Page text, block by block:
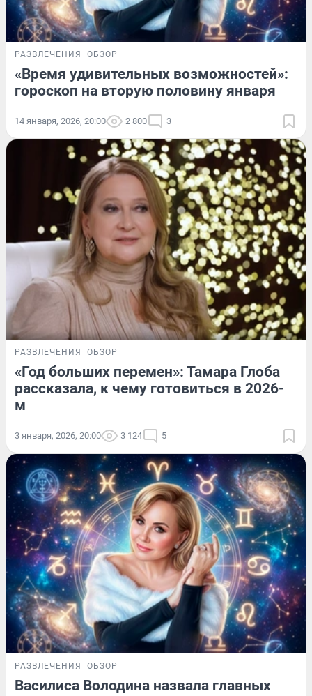
РАЗВЛЕЧЕНИЯ ОБЗОР
«Время удивительных возможностей»:
гороскоп на вторую половину января
14 января, 2026, 20:00 2 800 3
РАЗВЛЕЧЕНИЯ ОБЗОР
«Год больших перемен»: Тамара Глоба
рассказала, к чему готовиться в 2026-
м
3 января, 2026, 20:00 3 124 5
РАЗВЛЕЧЕНИЯ ОБЗОР
Василиса Володина назвала главных